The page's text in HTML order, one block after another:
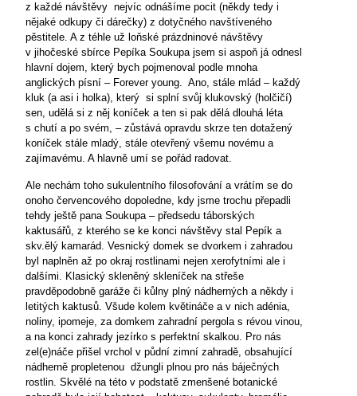
z každé návštěvy nejvíc odnášíme pocit (někdy tedy i
nějaké odkupy či dárečky) z dotyčného navštíveného
pěstitele. A z téhle už loňské prázdninové návštěvy
v jihočeské sbírce Pepíka Soukupa jsem si aspoň já odnesl
hlavní dojem, který bych pojmenoval podle mnoha
anglických písní – Forever young. Ano, stále mlád – každý
kluk (a asi i holka), který si splní svůj klukovský (holčičí)
sen, udělá si z něj koníček a ten si pak dělá dlouhá léta
s chutí a po svém, – zůstává opravdu skrze ten dotažený
koníček stále mladý, stále otevřený všemu novému a
zajímavému. A hlavně umí se pořád radovat.
Ale nechám toho sukulentního filosofování a vrátím se do
onoho červencového dopoledne, kdy jsme trochu přepadli
tehdy ještě pana Soukupa – předsedu táborských
kaktusářů, z kterého se ke konci návštěvy stal Pepík a
skv.ělý kamarád. Vesnický domek se dvorkem i zahradou
byl naplněn až po okraj rostlinami nejen xerofytními ale i
dalšími. Klasický skleněný skleníček na střeše
pravděpodobně garáže či kůlny plný nádherných a někdy i
letitých kaktusů. Všude kolem květináče a v nich adénia,
noliny, ipomeje, za domkem zahradní pergola s révou vinou,
a na konci zahrady jezírko s perfektní skalkou. Pro nás
zel(e)náče přišel vrchol v půdní zimní zahradě, obsahující
nádherně propletenou džungli plnou pro nás báječných
rostlin. Skvělé na této v podstatě zmenšené botanické